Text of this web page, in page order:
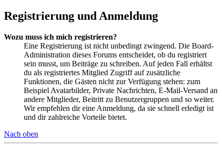
Registrierung und Anmeldung
Wozu muss ich mich registrieren?
Eine Registrierung ist nicht unbedingt zwingend. Die Board-
Administration dieses Forums entscheidet, ob du registriert
sein musst, um Beiträge zu schreiben. Auf jeden Fall erhältst
du als registriertes Mitglied Zugriff auf zusätzliche
Funktionen, die Gästen nicht zur Verfügung stehen: zum
Beispiel Avatarbilder, Private Nachrichten, E-Mail-Versand an
andere Mitglieder, Beitritt zu Benutzergruppen und so weiter.
Wir empfehlen dir eine Anmeldung, da sie schnell erledigt ist
und dir zahlreiche Vorteile bietet.
Nach oben